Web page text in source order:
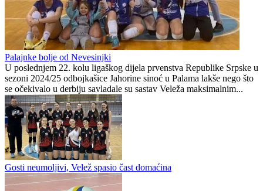
putovati 100 kilometara
od Mostara kako bi
trenirala
Počinje nova sezona za
najmlađe Plemiće
Preporučuje ContentExchange
Prva liga Republike Srpske
0 0